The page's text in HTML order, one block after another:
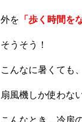
外を 「歩く時間を
そうそう！
こんなに暑くても
扇風機しか使わな
こんなとき、冷房